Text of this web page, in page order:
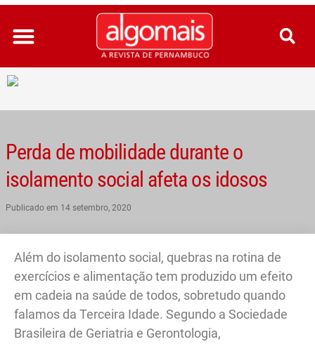
Ir
para
conteúdo
Perda de mobilidade durante o
isolamento social afeta os idosos
Publicado em 14 setembro, 2020
Além do isolamento social, quebras na rotina de
exercícios e alimentação tem produzido um efeito
em cadeia na saúde de todos, sobretudo quando
falamos da Terceira Idade. Segundo a Sociedade
Brasileira de Geriatria e Gerontologia,